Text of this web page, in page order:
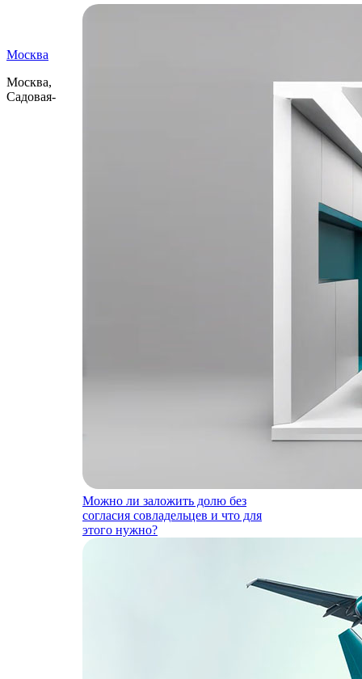
Можно ли заложить долю без
согласия совладельцев и что для
этого нужно?
Москва
Москва,
Садовая-